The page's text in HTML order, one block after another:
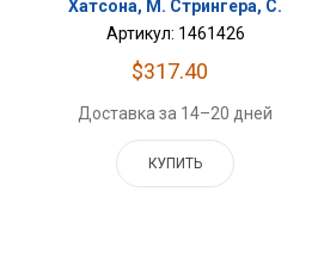
Хатсона, М. Стрингера, С.
Артикул: 1461426
$317.40
Доставка за 14–20 дней
КУПИТЬ